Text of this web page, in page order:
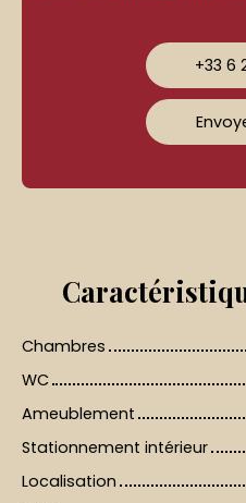
+33 6
Chambres
WC
Ameublement
Stationnement intérieur
Localisation